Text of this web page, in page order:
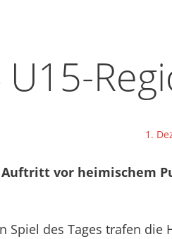
1.
vor heimischem
Spiel des Tages trafen